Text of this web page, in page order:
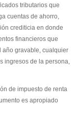
tributarios que
cuentas de ahorro,
crediticia en donde
financieros que
año gravable, cualquier
ingresos de la persona,
de impuesto de renta
es apropiado